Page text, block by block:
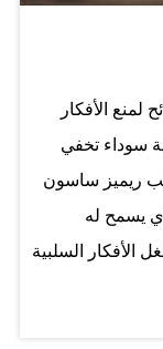
المكان، أو
في
تدهور
البحث فوراً عن
كونشيسنس) 10 نصائح لمنع الأفكار
سوداء تخفي
ريميز ساسون
يسمح له
الأفكار السلبية